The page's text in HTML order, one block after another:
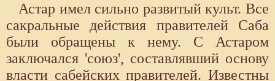
Астар имел сильно развитый культ. Все
сакральные действия правителей Саба
были обращены к нему. С Астаром
заключался 'союз', составлявший основу
власти сабейских правителей. Известны